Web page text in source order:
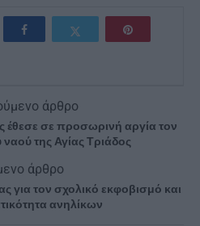
άρθρο
έθεσε σε προσωρινή αργία τον
της Αγίας Τριάδος
άρθρο
για τον σχολικό εκφοβισμό και
ανηλίκων